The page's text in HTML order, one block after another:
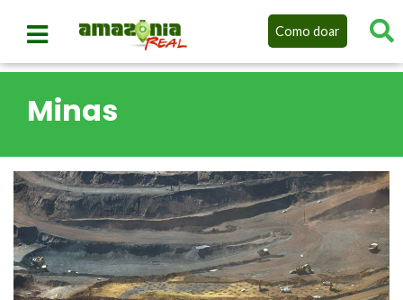
Como doar
Minas